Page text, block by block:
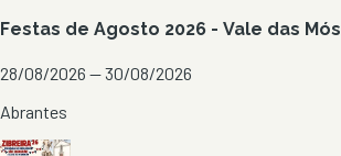
Festas de Agosto 2026 - Vale das Mós
28/08/2026 — 30/08/2026
Abrantes